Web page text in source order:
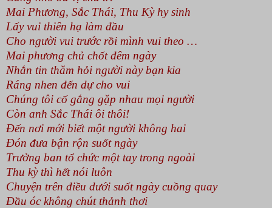
Mai Phương, Sắc Thái, Thu Kỳ hy sinh
Lấy vui thiên hạ làm đầu
Cho người vui trước rồi mình vui theo …
Mai phương chủ chốt đêm ngày
Nhắn tin thăm hỏi người này bạn kia
Ráng nhen đến dự cho vui
Chúng tôi cố gắng gặp nhau mọi người
Còn anh Sắc Thái ôi thôi!
Đến nơi mới biết một người không hai
Đón đưa bận rộn suốt ngày
Trưởng ban tổ chức một tay trong ngoài
Thu kỳ thì hết nói luôn
Chuyện trên điều dưới suốt ngày cuồng quay
Đầu óc không chút thảnh thơi